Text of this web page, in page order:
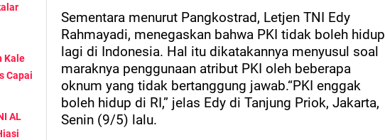
Kale
Capai
AL
Sementara menurut Pangkostrad, Letjen TNI Edy
Rahmayadi, menegaskan bahwa PKI tidak boleh hidup
lagi di Indonesia. Hal itu dikatakannya menyusul soal
maraknya penggunaan atribut PKI oleh beberapa
oknum yang tidak bertanggung jawab.“PKI enggak
boleh hidup di RI,” jelas Edy di Tanjung Priok, Jakarta,
Senin (9/5) lalu.